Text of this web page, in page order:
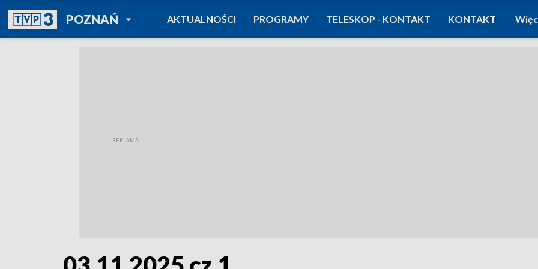
POZNAŃPOWRÓT DO
TVP REGIONY
AKTUALNOŚCI PROGRAMY TELESKOP - KONTAKT KONTAKT